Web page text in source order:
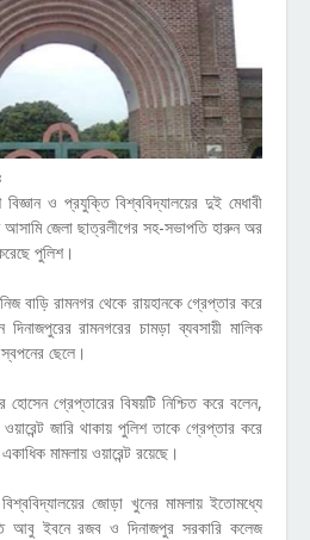
বিজ্ঞান ও প্রযুক্তি বিশ্ববিদ্যালয়ের দুই মেধাবী
জেলা ছাত্রলীগের সহ-সভাপতি হারুন অর
পুলিশ।
বাড়ি রামনগর থেকে রায়হানকে গ্রেপ্তার করে
রামনগরের চামড়া ব্যবসায়ী মালিক
ছেলে।
গ্রেপ্তারের বিষয়টি নিশ্চিত করে বলেন,
জারি থাকায় পুলিশ তাকে গ্রেপ্তার করে
মামলায় ওয়ারেন্ট রয়েছে।
জোড়া খুনের মামলায় ইতোমধ্যে
আবু ইবনে রজব ও দিনাজপুর সরকারি কলেজ